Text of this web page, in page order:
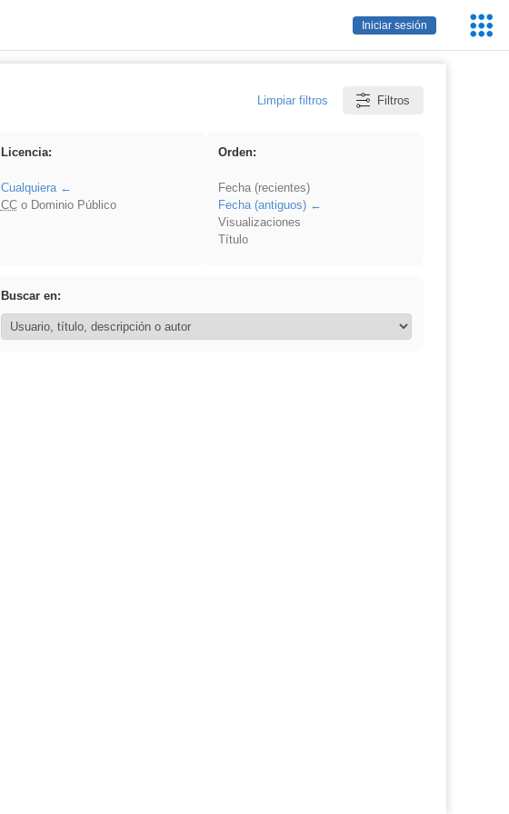
Iniciar sesión
Limpiar filtros Filtros
Licencia:
Cualquiera
CCo Dominio Público
Orden:
Fecha (recientes)
Fecha (antiguos)
Visualizaciones
Título
Buscar en: